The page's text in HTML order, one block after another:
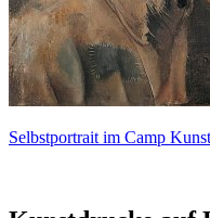
Selbstportrait im Camp